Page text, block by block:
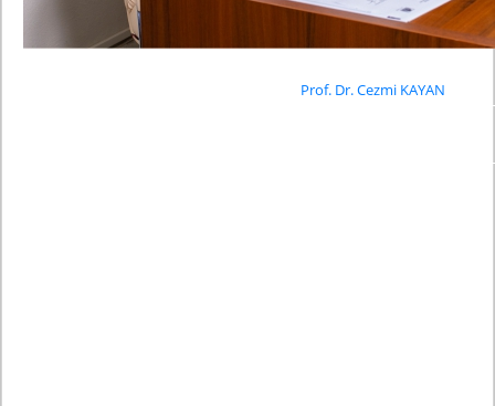
Prof. Dr.Cezmi KAYAN